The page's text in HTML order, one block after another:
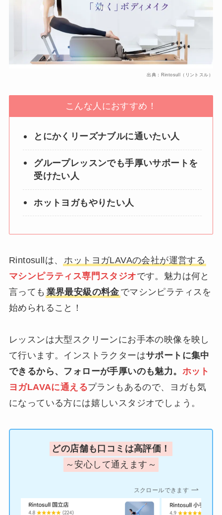
出典：Rintosull（リントスル）
こんな人におすすめ！
とにかくリーズナブルに通いたい人
グループレッスンでも手厚いサポートを
受けたい人
ホットヨガもやりたい人
Rintosullは、
ホットヨガLAVAの会社が運営する
マシンピラティス専門スタジオです。魅力は何と
言っても 業界最安級の料金 でマシンピラティスを
始められること！
レッスンは大型スクリーンにお手本の映像を映し
て行います。インストラクターはサポートに集中
できるから、フォローが手厚いのも魅力。 ホット
ヨガLAVAに通えるプランもあるので、ヨガも気
になっている方には嬉しいスタジオでしょう。
どの店舗も口コミは高評価！
～安心して通えます～
スクロールできます